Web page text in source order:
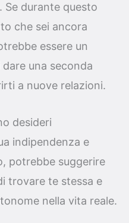
Se durante questo
che sei ancora
essere un
una seconda
a nuove relazioni.
desideri
indipendenza e
potrebbe suggerire
trovare te stessa e
nella vita reale.